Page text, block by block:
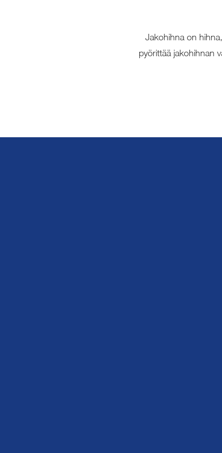
Jakohihna on
pyörittää jakohihnan